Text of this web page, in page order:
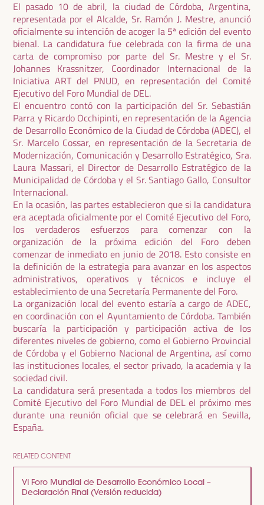
El pasado 10 de abril, la ciudad de Córdoba, Argentina,
representada por el Alcalde, Sr. Ramón J. Mestre, anunció
oficialmente su intención de acoger la 5ª edición del evento
bienal. La candidatura fue celebrada con la firma de una
carta de compromiso por parte del Sr. Mestre y el Sr.
Johannes Krassnitzer, Coordinador Internacional de la
Iniciativa ART del PNUD, en representación del Comité
Ejecutivo del Foro Mundial de DEL.
El encuentro contó con la participación del Sr. Sebastián
Parra y Ricardo Occhipinti, en representación de la Agencia
de Desarrollo Económico de la Ciudad de Córdoba (ADEC), el
Sr. Marcelo Cossar, en representación de la Secretaria de
Modernización, Comunicación y Desarrollo Estratégico, Sra.
Laura Massari, el Director de Desarrollo Estratégico de la
Municipalidad de Córdoba y el Sr. Santiago Gallo, Consultor
Internacional.
En la ocasión, las partes establecieron que si la candidatura
era aceptada oficialmente por el Comité Ejecutivo del Foro,
los verdaderos esfuerzos para comenzar con la
organización de la próxima edición del Foro deben
comenzar de inmediato en junio de 2018. Esto consiste en
la definición de la estrategia para avanzar en los aspectos
administrativos, operativos y técnicos e incluye el
establecimiento de una Secretaría Permanente del Foro.
La organización local del evento estaría a cargo de ADEC,
en coordinación con el Ayuntamiento de Córdoba. También
buscaría la participación y participación activa de los
diferentes niveles de gobierno, como el Gobierno Provincial
de Córdoba y el Gobierno Nacional de Argentina, así como
las instituciones locales, el sector privado, la academia y la
sociedad civil.
La candidatura será presentada a todos los miembros del
Comité Ejecutivo del Foro Mundial de DEL el próximo mes
durante una reunión oficial que se celebrará en Sevilla,
España.
RELATED CONTENT
VI Foro Mundial de Desarrollo Económico Local –
Declaración Final (Versión reducida)